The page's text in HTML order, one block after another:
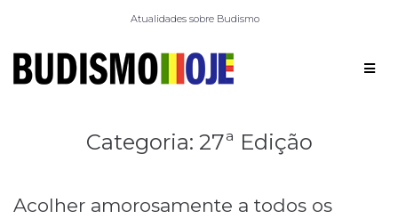
Atualidades sobre Budismo
Categoria: 27ª Edição
Acolher amorosamente a todos os